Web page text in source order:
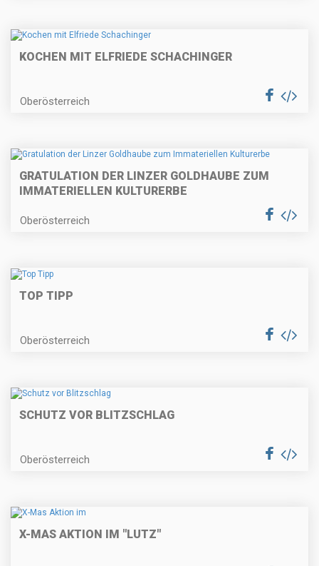
KOCHEN MIT ELFRIEDE SCHACHINGER
Oberösterreich
GRATULATION DER LINZER GOLDHAUBE ZUM
IMMATERIELLEN KULTURERBE
Oberösterreich
TOP TIPP
Oberösterreich
SCHUTZ VOR BLITZSCHLAG
Oberösterreich
X-MAS AKTION IM "LUTZ"